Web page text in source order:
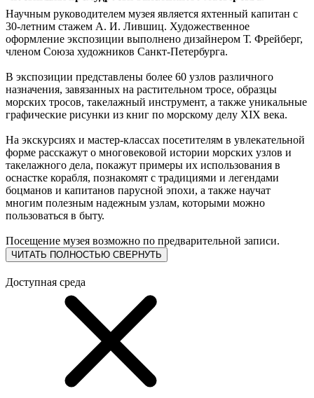
Научным руководителем музея является яхтенный капитан с
30-летним стажем А. И. Лившиц. Художественное
оформление экспозиции выполнено дизайнером Т. Фрейберг,
членом Союза художников Санкт-Петербурга.
В экспозиции представлены более 60 узлов различного
назначения, завязанных на растительном тросе, образцы
морских тросов, такелажный инструмент, а также уникальные
графические рисунки из книг по морскому делу ХIХ века.
На экскурсиях и мастер-классах посетителям в увлекательной
форме расскажут о многовековой истории морских узлов и
такелажного дела, покажут примеры их использования в
оснастке корабля, познакомят с традициями и легендами
боцманов и капитанов парусной эпохи, а также научат
многим полезным надежным узлам, которыми можно
пользоваться в быту.
Посещение музея возможно по предварительной записи.
ЧИТАТЬ ПОЛНОСТЬЮ СВЕРНУТЬ
Доступная среда